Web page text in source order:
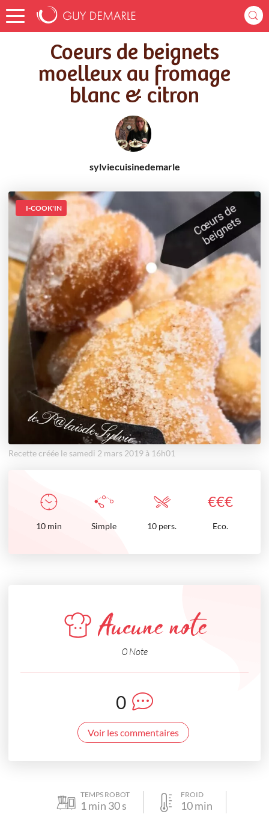
Accueil
Recettes
Coeurs de beignets moelleux au fromage blanc & citron
Coeurs de beignets
moelleux au fromage
blanc & citron
sylviecuisinedemarle
I-COOK'IN
Recette créée le samedi 2 mars 2019 à 16h01
€€€
10 min Simple 10 pers. Eco.
Aucune note
0 Note
0
Voir les commentaires
TEMPS ROBOT
1 min 30s
FROID
10min